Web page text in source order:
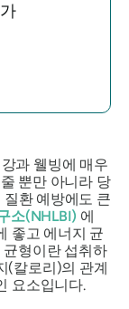
과 웰빙에 매우
뿐만 아니라 당
환 예방에도 큰
소(NHLBI) 에
좋고 에너지 균
균형이란 섭취하
(칼로리)의 관계
요소입니다.